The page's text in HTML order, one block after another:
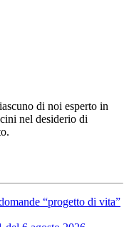
di noi esperto in
nel desiderio di
“progetto di vita”